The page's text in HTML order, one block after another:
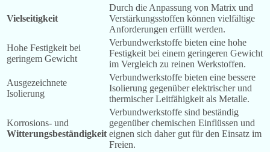
Vielseitigkeit
Durch die Anpassung von Matrix und
Verstärkungsstoffen können vielfältige
Anforderungen erfüllt werden.
Hohe Festigkeit bei
geringem Gewicht
Verbundwerkstoffe bieten eine hohe
Festigkeit bei einem geringeren Gewicht
im Vergleich zu reinen Werkstoffen.
Ausgezeichnete
Isolierung
Verbundwerkstoffe bieten eine bessere
Isolierung gegenüber elektrischer und
thermischer Leitfähigkeit als Metalle.
Korrosions- und
Witterungsbeständigkeit
Verbundwerkstoffe sind beständig
gegenüber chemischen Einflüssen und
eignen sich daher gut für den Einsatz im
Freien.